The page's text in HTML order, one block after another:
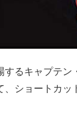
するキャプテン
、ショートカッ